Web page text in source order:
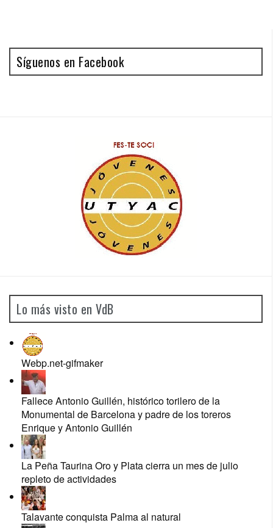
Síguenos en Facebook
Lo más visto en VdB
Webp.net-gifmaker
Fallece Antonio Guillén, histórico torilero de la
Monumental de Barcelona y padre de los toreros
Enrique y Antonio Guillén
La Peña Taurina Oro y Plata cierra un mes de julio
repleto de actividades
Talavante conquista Palma al natural